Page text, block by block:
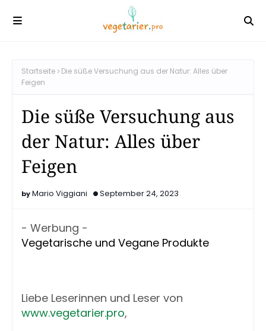
Startseite
Die süße Versuchung aus der Natur: Alles über
Feigen
Die süße Versuchung aus
der Natur: Alles über
Feigen
Mario Viggiani September 24, 2023
- Werbung -
Vegetarische und Vegane Produkte
Liebe Leserinnen und Leser von
www.vegetarier.pro,